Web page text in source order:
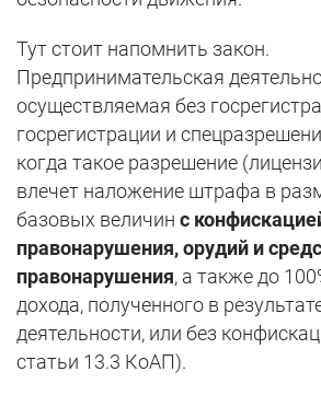
Тут стоит напомнить закон.
Предпринимательская
осуществляемая без
госрегистрации и
когда такое разрешение
влечет наложение штрафа в
базовых величин с
правонарушения, орудий и
правонарушения, а также до
дохода, полученного в
деятельности, или без
статьи 13.3 КоАП).